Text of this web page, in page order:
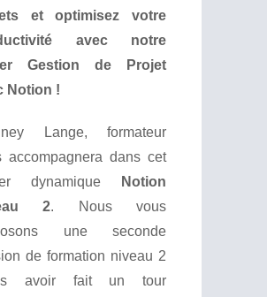
et optimisez votre
avec notre
Gestion de Projet
Notion !
Lange, formateur
accompagnera dans cet
dynamique
Notion
2. Nous vous
une seconde
de formation niveau 2
avoir fait un tour